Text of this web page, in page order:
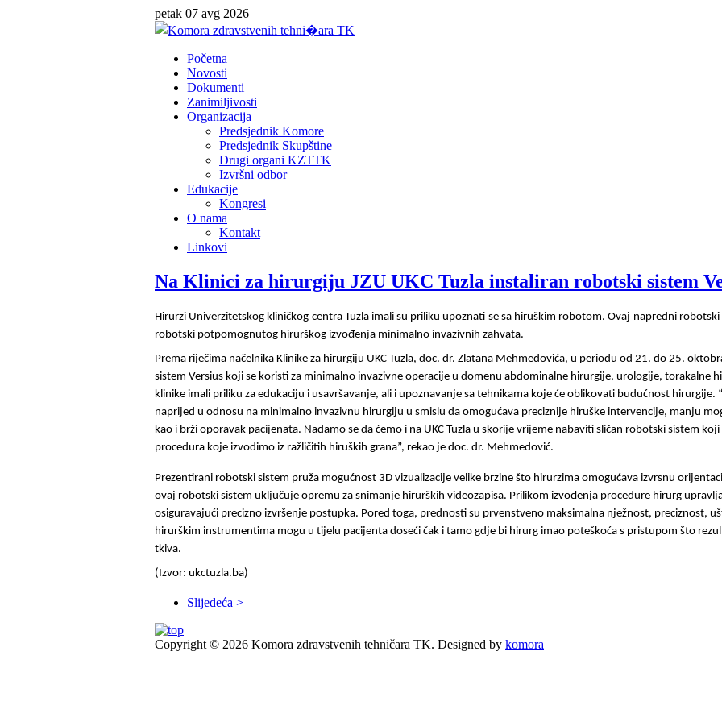
petak 07 avg 2026
Početna
Novosti
Dokumenti
Zanimiljivosti
Organizacija
Predsjednik Komore
Predsjednik Skupštine
Drugi organi KZTTK
Izvršni odbor
Edukacije
Kongresi
O nama
Kontakt
Linkovi
Na Klinici za hirurgiju JZU UKC Tuzla instaliran robotski sistem
Hirurzi Univerzitetskog kliničkog centra Tuzla imali su priliku upoznati se sa hiruškim robotom. Ovaj napredni
robotski potpomognutog hirurškog izvođenja minimalno invazivnih zahvata.
Prema riječima načelnika Klinike za hirurgiju UKC Tuzla, doc. dr. Zlatana Mehmedovića, u periodu od 21. do 25.
sistem Versius koji se koristi za minimalno invazivne operacije u domenu abdominalne hirurgije, urologije, torakalne
klinike imali priliku za edukaciju i usavršavanje, ali i upoznavanje sa tehnikama koje će oblikovati budućnost
naprijed u odnosu na minimalno invazivnu hirurgiju u smislu da omogućava preciznije hiruške intervencije, manju
kao i brži oporavak pacijenata. Nadamo se da ćemo i na UKC Tuzla u skorije vrijeme nabaviti sličan robotski sistem
procedura koje izvodimo iz ražličitih hiruških grana”, rekao je doc. dr. Mehmedović.
Prezentirani robotski sistem pruža mogućnost 3D vizualizacije velike brzine što hirurzima omogućava izvrsnu
ovaj robotski sistem uključuje opremu za snimanje hirurških videozapisa. Prilikom izvođenja procedure hirurg
osiguravajući precizno izvršenje postupka. Pored toga, prednosti su prvenstveno maksimalna nježnost, preciznost,
hirurškim instrumentima mogu u tijelu pacijenta doseći čak i tamo gdje bi hirurg imao poteškoća s pristupom što
tkiva.
(Izvor: ukctuzla.ba)
Slijedeća >
Copyright © 2026 Komora zdravstvenih tehničara TK. Designed by komora